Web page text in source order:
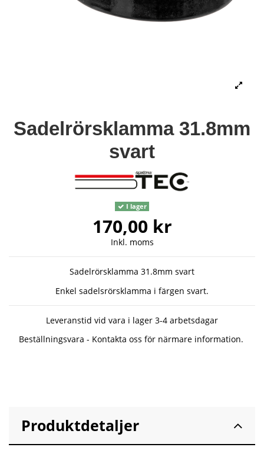
Sadelrörsklamma 31.8mm
svart
I lager
170,00 kr
Inkl. moms
Sadelrörsklamma 31.8mm svart
Enkel sadelsrörsklamma i färgen svart.
Leveranstid vid vara i lager 3-4 arbetsdagar
Beställningsvara - Kontakta oss för närmare information.
Produktdetaljer